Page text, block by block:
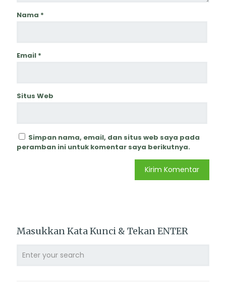
Nama *
Email *
Situs Web
Simpan nama, email, dan situs web saya pada
peramban ini untuk komentar saya berikutnya.
Masukkan Kata Kunci & Tekan ENTER